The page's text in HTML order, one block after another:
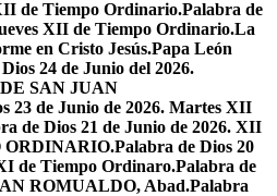
de Tiempo Ordinario.Palabra de
XII de Tiempo Ordinario.La
en Cristo Jesús.Papa León
24 de Junio del 2026.
SAN JUAN
23 de Junio de 2026. Martes XII
de Dios 21 de Junio de 2026. XII
ORDINARIO.Palabra de Dios 20
de Tiempo Ordinaro.Palabra de
ROMUALDO, Abad.Palabra